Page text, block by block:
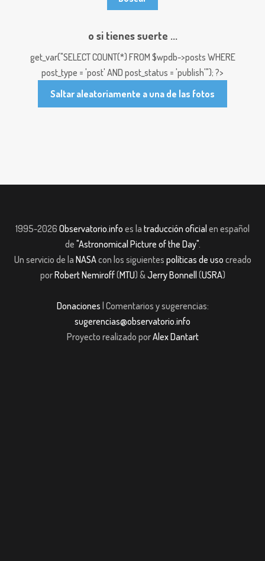
o si tienes suerte ...
get_var("SELECT COUNT(*) FROM $wpdb->posts WHERE
post_type = 'post' AND post_status = 'publish'"); ?>
Saltar aleatoriamente a una de las fotos
1995-2026 Observatorio.info es la traducción oficial en español
de "Astronomical Picture of the Day".
Un servicio de la NASAcon los siguientes políticas de uso creado
porRobert Nemiroff(MTU) &Jerry Bonnell (USRA)
Donaciones | Comentarios y sugerencias:
sugerencias@observatorio.info
Proyecto realizado porAlex Dantart